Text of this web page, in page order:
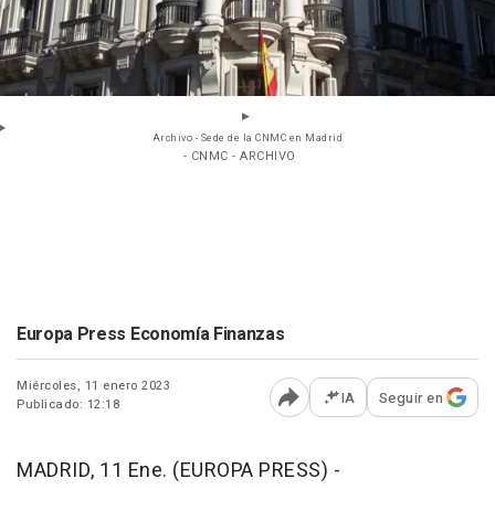
Archivo - Sede de la CNMC en Madrid
- CNMC - ARCHIVO
Europa Press Economía Finanzas
Miércoles, 11 enero 2023
Publicado: 12:18
Abrir opciones para
IA Seguir en
MADRID, 11 Ene. (EUROPA PRESS) -